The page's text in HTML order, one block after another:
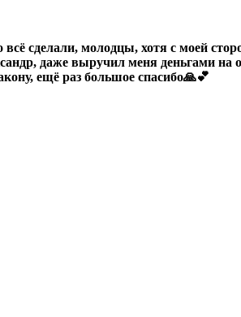
сделали, молодцы, хотя с моей
даже выручил меня деньгами на
ещё раз большое спасибо🙏💕